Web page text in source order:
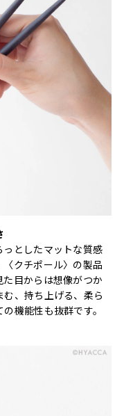
としたマットな質感
クチポール〉の製品
目からは想像がつか
、持ち上げる、柔ら
機能性も抜群です。